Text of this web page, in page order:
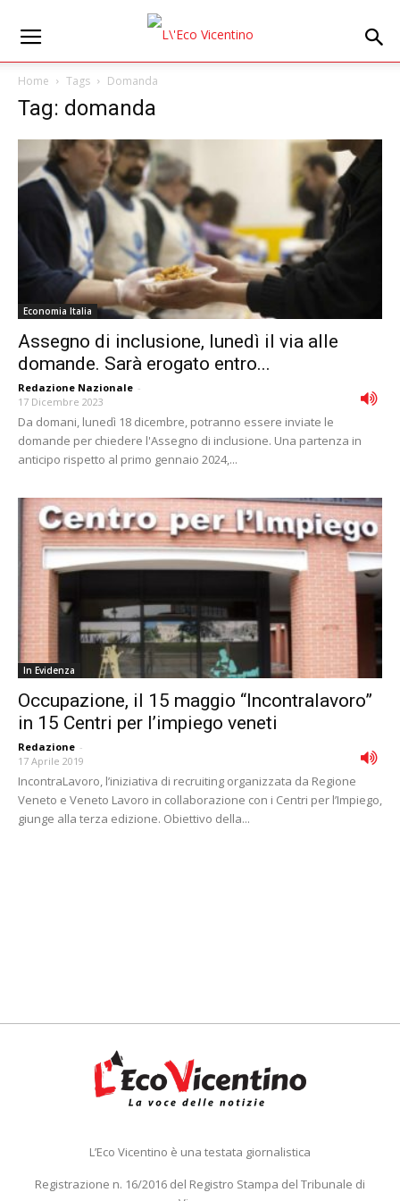
Home Tags Domanda
Tag: domanda
Economia Italia
Assegno di inclusione, lunedì il via alle
domande. Sarà erogato entro...
Redazione Nazionale -
17 Dicembre 2023
Da domani, lunedì 18 dicembre, potranno essere inviate le
domande per chiedere l'Assegno di inclusione. Una partenza in
anticipo rispetto al primo gennaio 2024,...
In Evidenza
Occupazione, il 15 maggio “Incontralavoro”
in 15 Centri per l’impiego veneti
Redazione -
17 Aprile 2019
IncontraLavoro, l’iniziativa di recruiting organizzata da Regione
Veneto e Veneto Lavoro in collaborazione con i Centri per l’Impiego,
giunge alla terza edizione. Obiettivo della...
L’Eco Vicentino è una testata giornalistica
Registrazione n. 16/2016 del Registro Stampa del Tribunale di